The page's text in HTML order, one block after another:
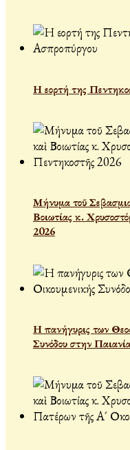
Η εορτή της
Μήνυμα τοῦ
Βοιωτίας κ.
2026
Η πανήγυρις των
Συνόδου στην